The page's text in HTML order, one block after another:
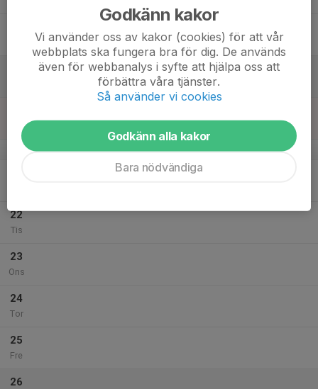
Sön
v.30
22
Tis
23
Ons
24
Tor
25
Fre
26
Godkänn kakor
Vi använder oss av kakor (cookies) för att vår
webbplats ska fungera bra för dig. De används
även för webbanalys i syfte att hjälpa oss att
förbättra våra tjänster.
Så använder vi cookies
Godkänn alla kakor
Bara nödvändiga